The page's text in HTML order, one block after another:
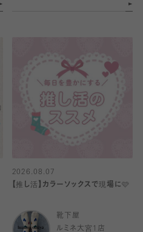
2026.08.07
【推し活】カラーソックスで現場に🩷
靴下屋
ルミネ大宮1店